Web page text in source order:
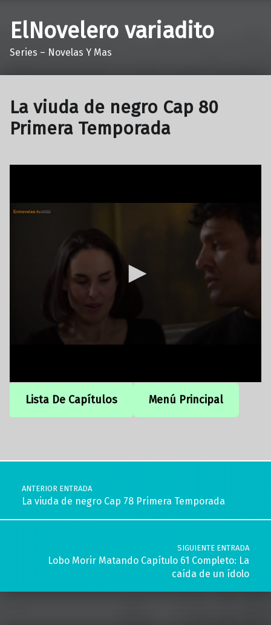
ElNovelero variadito
Series – Novelas Y Mas
La viuda de negro Cap 80
Primera Temporada
Lista De Capítulos Menú Principal
Navegación de entradas
ANTERIOR ENTRADA
La viuda de negro Cap 78 Primera Temporada
SIGUIENTE ENTRADA
Lobo Morir Matando Capítulo 61 Completo: La
caída de un ídolo